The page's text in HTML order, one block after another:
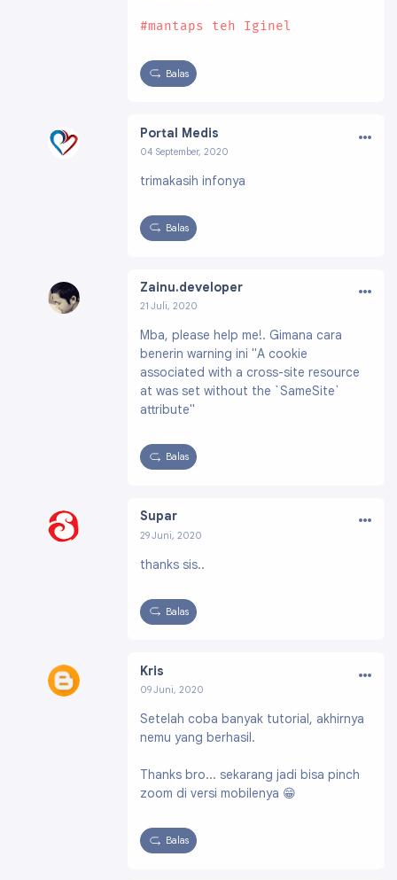
#mantaps teh Iginel
Balas
Portal Medis
04 September, 2020
2341181259692706
…
trimakasih infonya
Balas
Zainu.developer
21 Juli, 2020
8258686540687553
…
Mba, please help me!. Gimana cara
benerin warning ini "A cookie
associated with a cross-site resource
at was set without the `SameSite`
attribute"
Balas
Supar
29 Juni, 2020
571902106283477
…
thanks sis..
Balas
Kris
09 Juni, 2020
07869691251872168
…
Setelah coba banyak tutorial, akhirnya
nemu yang berhasil.
Thanks bro... sekarang jadi bisa pinch
zoom di versi mobilenya 😁
Balas